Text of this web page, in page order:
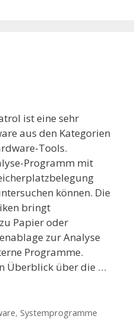
ist eine sehr
aus den Kategorien
Tools.
Programm mit
können. Die
bringt
Papier oder
zur Analyse
Programme.
Überblick über die …
, Systemprogramme